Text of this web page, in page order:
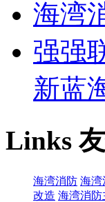
海湾
强强
新蓝
Links
海湾消防 海湾
改造 海湾消防